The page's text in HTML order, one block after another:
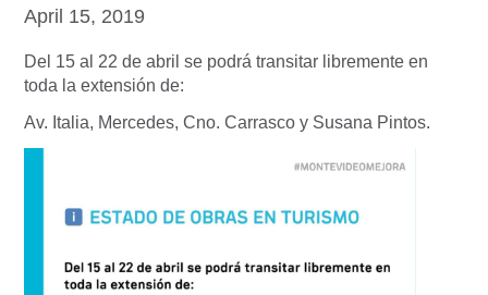
April 15, 2019
Del 15 al 22 de abril se podrá transitar libremente en
toda la extensión de:
Av. Italia, Mercedes, Cno. Carrasco y Susana Pintos.